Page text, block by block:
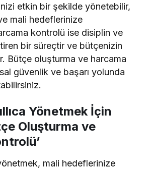
etkin bir şekilde yönetebilir,
mali hedeflerinize
kontrolü ise disiplin ve
bir süreçtir ve bütçenizin
Bütçe oluşturma ve harcama
güvenlik ve başarı yolunda
Yönetmek İçin
Oluşturma ve
yönetmek, mali hedeflerinize